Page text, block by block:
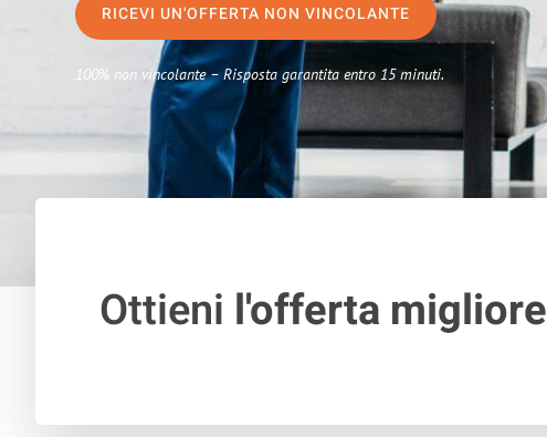
RICEVI UN'OFFERTA NON VINCOLANTE
100% non vincolante – Risposta garantita entro 15 minuti.
Ottieni l'offerta migliore